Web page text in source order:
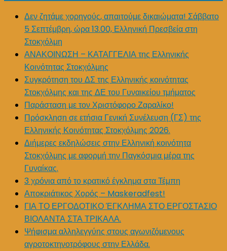
Δεν ζητάμε χορηγούς, απαιτούμε δικαιώματα! Σάββατο
5 Σεπτέμβρη, ώρα 13.00, Ελληνική Πρεσβεία στη
Στοκχόλμη
ΑΝΑΚΟΙΝΩΣΗ – ΚΑΤΑΓΓΕΛΙΑ της Ελληνικής
Κοινότητας Στοκχόλμης
Συγκρότηση του ΔΣ της Ελληνικής κοινότητας
Στοκχόλμης και της ΔΕ του Γυναικείου τμήματος
Παράσταση με τον Χριστόφορο Ζαραλίκο!
Πρόσκληση σε ετήσια Γενική Συνέλευση (ΓΣ) της
Ελληνικής Κοινότητας Στοκχόλμης 2026.
Διήμερες εκδηλώσεις στην Ελληνική κοινότητα
Στοκχόλμης με αφορμή την Παγκόσμια μέρα της
Γυναίκας.
3 χρόνια από το κρατικό έγκλημα στα Τέμπη
Αποκριάτικος Χορός – Maskeradfest!
ΓΙΑ ΤΟ ΕΡΓΟΔΟΤΙΚΟ ΈΓΚΛΗΜΑ ΣΤΟ ΕΡΓΟΣΤΑΣΙΟ
ΒΙΟΛΑΝΤΑ ΣΤΑ ΤΡΙΚΑΛΑ.
Ψήφισμα αλληλεγγύης στους αγωνιζόμενους
αγροτοκτηνοτρόφους στην Ελλάδα.